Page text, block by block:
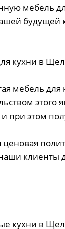
мебель
будущей
кухни в
мебель
при этом
ценовая
клиенты
кухни в